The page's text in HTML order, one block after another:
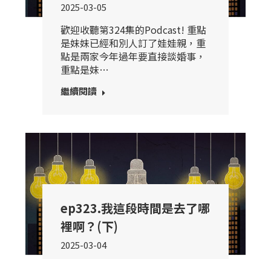
2025-03-05
歡迎收聽第324集的Podcast! 重點
是妹妹已經和別人訂了娃娃親，重
點是兩家今年過年要直接談婚事，
重點是妹…
繼續閱讀
ep323.我這段時間是去了哪
裡啊？(下)
2025-03-04